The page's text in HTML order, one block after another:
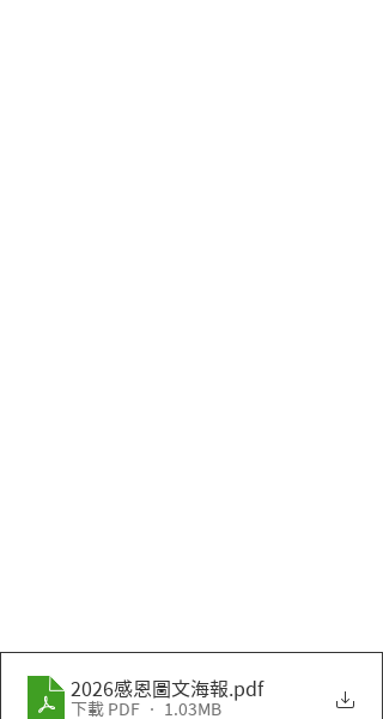
2026感恩圖文海報 .pdf
下載 PDF • 1.03MB